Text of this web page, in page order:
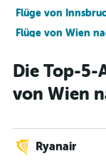
Flüge von
Flüge von Wien
Flüge von Wien
Die Top-5-
von Wien
Ryanair